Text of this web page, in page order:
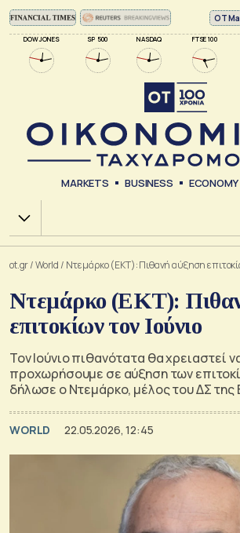
DOW JONES SP 500 NASDAQ FTSE 100
ΟΤ
MARKETS BUSINESS ECONOMY
Χ.Α.
ot.gr/World / Ντεμάρκο (ΕΚΤ): Πιθανή αύξηση
Ντεμάρκο (ΕΚΤ):
επιτοκίων τον Ιούνιο
Τον Ιούνιο πιθανότατα θα χρειαστεί
προχωρήσουμε σε αύξηση των
δήλωσε ο Ντεμάρκο, μέλος του ΔΣ της
WORLD 22.05.2026, 12:45